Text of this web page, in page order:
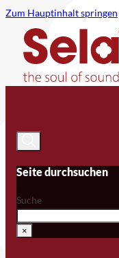
Zum Hauptinhalt springen
Seite durchsuchen
Suche
×